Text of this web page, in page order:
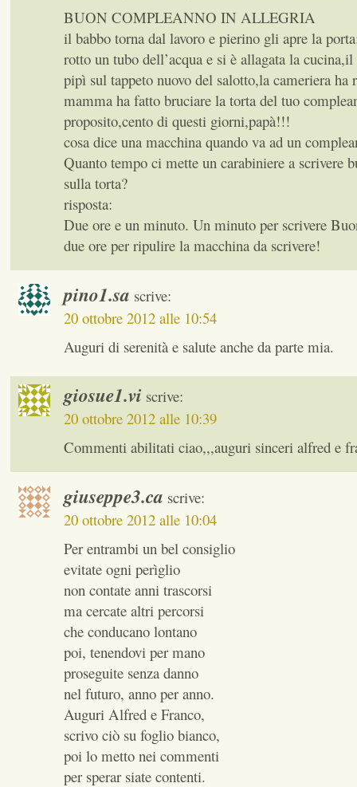
BUON COMPLEANNO IN ALLEGRIA
il babbo torna dal lavoro e pierino gli apre la
rotto un tubo dell’acqua e si è allagata la
pipì sul tappeto nuovo del salotto,la cameriera ha
mamma ha fatto bruciare la torta del tuo
proposito,cento di questi giorni,papà!!!
cosa dice una macchina quando va ad un
Quanto tempo ci mette un carabiniere a scrivere
sulla torta?
risposta:
Due ore e un minuto. Un minuto per scrivere
due ore per ripulire la macchina da scrivere!
pino1.sa scrive:
20 ottobre 2012 alle 10:54
Auguri di serenità e salute anche da parte mia.
giosue1.vi scrive:
20 ottobre 2012 alle 10:39
Commenti abilitati ciao,,,auguri sinceri alfred e
giuseppe3.ca scrive:
20 ottobre 2012 alle 10:04
Per entrambi un bel consiglio
evitate ogni perìglio
non contate anni trascorsi
ma cercate altri percorsi
che conducano lontano
poi, tenendovi per mano
proseguite senza danno
nel futuro, anno per anno.
Auguri Alfred e Franco,
scrivo ciò su foglio bianco,
poi lo metto nei commenti
per sperar siate contenti.